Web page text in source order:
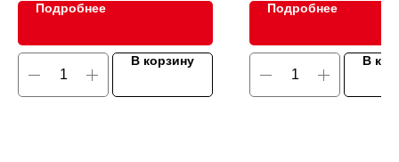
Подробнее
В корзину
Подробнее
В